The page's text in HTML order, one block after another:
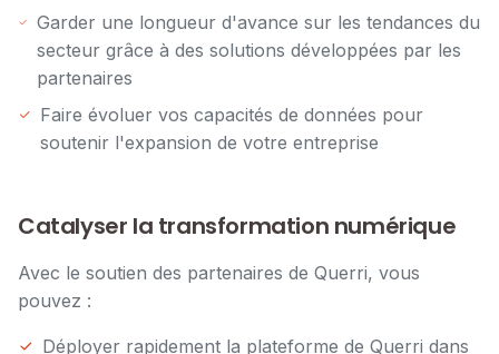
Garder une longueur d'avance sur les tendances du
secteur grâce à des solutions développées par les
partenaires
Faire évoluer vos capacités de données pour
soutenir l'expansion de votre entreprise
Catalyser la transformation numérique
Avec le soutien des partenaires de Querri, vous
pouvez :
Déployer rapidement la plateforme de Querri dans